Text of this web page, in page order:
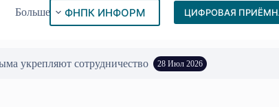
Больше ФНПК ИНФОРМ ЦИФРОВАЯ
17 Июл 2026